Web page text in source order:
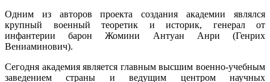
Одним из авторов проекта создания академии являлся
крупный военный теоретик и историк, генерал от
инфантерии барон Жомини Антуан Анри (Генрих
Вениаминович).
Сегодня академия является главным высшим военно-учебным
заведением страны и ведущим центром научных